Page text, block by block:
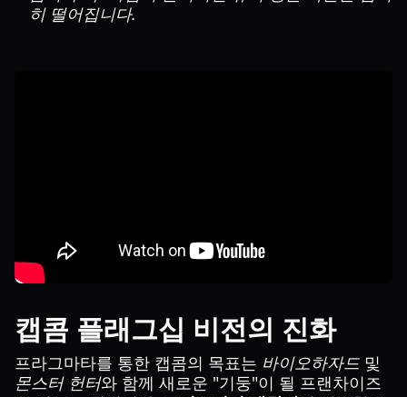
히 떨어집니다.
캡콤 플래그십 비전의 진화
프라그마타를 통한 캡콤의 목표는 바이오하자드 및
몬스터 헌터와 함께 새로운 "기둥"이 될 프랜차이즈